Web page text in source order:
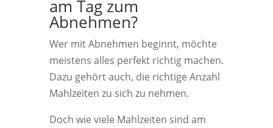
am Tag zum
Abnehmen?
Wer mit Abnehmen beginnt, möchte
meistens alles perfekt richtig machen.
Dazu gehört auch, die richtige Anzahl
Mahlzeiten zu sich zu nehmen.
Doch wie viele Mahlzeiten sind am